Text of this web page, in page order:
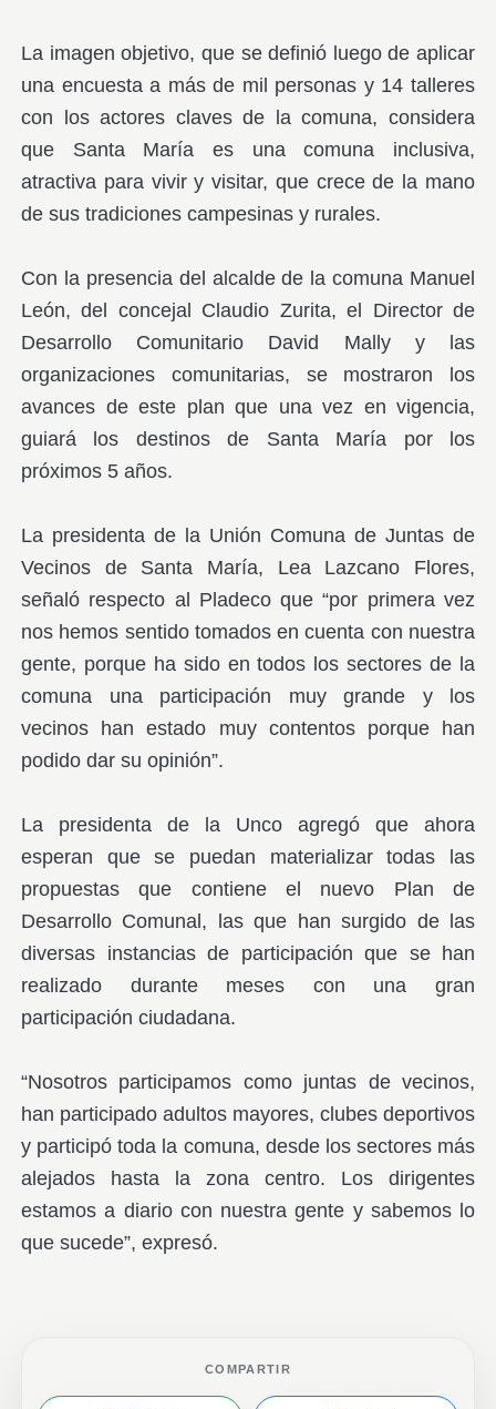
La imagen objetivo, que se definió luego de aplicar
una encuesta a más de mil personas y 14 talleres
con los actores claves de la comuna, considera
que Santa María es una comuna inclusiva,
atractiva para vivir y visitar, que crece de la mano
de sus tradiciones campesinas y rurales.
Con la presencia del alcalde de la comuna Manuel
León, del concejal Claudio Zurita, el Director de
Desarrollo Comunitario David Mally y las
organizaciones comunitarias, se mostraron los
avances de este plan que una vez en vigencia,
guiará los destinos de Santa María por los
próximos 5 años.
La presidenta de la Unión Comuna de Juntas de
Vecinos de Santa María, Lea Lazcano Flores,
señaló respecto al Pladeco que “por primera vez
nos hemos sentido tomados en cuenta con nuestra
gente, porque ha sido en todos los sectores de la
comuna una participación muy grande y los
vecinos han estado muy contentos porque han
podido dar su opinión”.
La presidenta de la Unco agregó que ahora
esperan que se puedan materializar todas las
propuestas que contiene el nuevo Plan de
Desarrollo Comunal, las que han surgido de las
diversas instancias de participación que se han
realizado durante meses con una gran
participación ciudadana.
“Nosotros participamos como juntas de vecinos,
han participado adultos mayores, clubes deportivos
y participó toda la comuna, desde los sectores más
alejados hasta la zona centro. Los dirigentes
estamos a diario con nuestra gente y sabemos lo
que sucede”, expresó.
COMPARTIR